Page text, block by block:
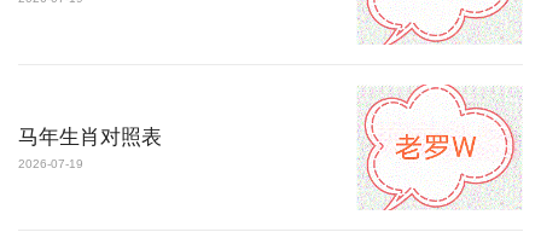
马年生肖对照表
2026-07-19